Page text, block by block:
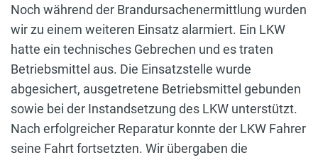
Noch während der Brandursachenermittlung wurden
wir zu einem weiteren Einsatz alarmiert. Ein LKW
hatte ein technisches Gebrechen und es traten
Betriebsmittel aus. Die Einsatzstelle wurde
abgesichert, ausgetretene Betriebsmittel gebunden
sowie bei der Instandsetzung des LKW unterstützt.
Nach erfolgreicher Reparatur konnte der LKW Fahrer
seine Fahrt fortsetzten. Wir übergaben die